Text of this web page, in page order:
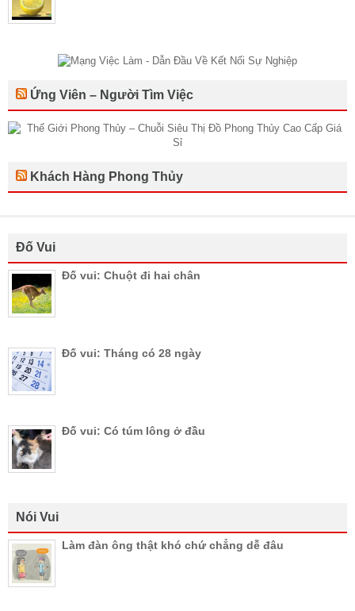
Ứng Viên – Người Tìm Việc
Khách Hàng Phong Thủy
Đố Vui
Đố vui: Chuột đi hai chân
Đố vui: Tháng có 28 ngày
Đố vui: Có túm lông ở đầu
Nói Vui
Làm đàn ông thật khó chứ chẳng dễ đâu